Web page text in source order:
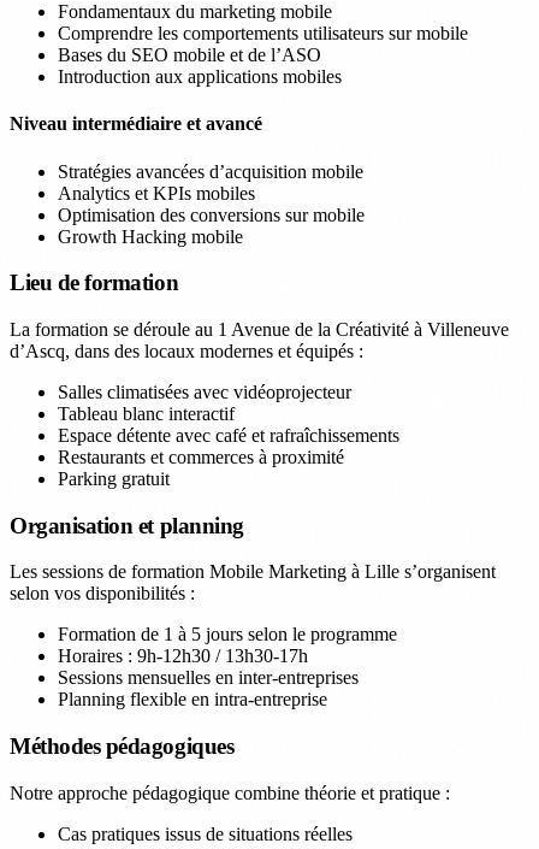
Fondamentaux du marketing mobile
Comprendre les comportements utilisateurs sur mobile
Bases du SEO mobile et de l’ASO
Introduction aux applications mobiles
Niveau intermédiaire et avancé
Stratégies avancées d’acquisition mobile
Analytics et KPIs mobiles
Optimisation des conversions sur mobile
Growth Hacking mobile
Lieu de formation
La formation se déroule au 1 Avenue de la Créativité à Villeneuve
d’Ascq, dans des locaux modernes et équipés :
Salles climatisées avec vidéoprojecteur
Tableau blanc interactif
Espace détente avec café et rafraîchissements
Restaurants et commerces à proximité
Parking gratuit
Organisation et planning
Les sessions de formation Mobile Marketing à Lille s’organisent
selon vos disponibilités :
Formation de 1 à 5 jours selon le programme
Horaires : 9h-12h30 / 13h30-17h
Sessions mensuelles en inter-entreprises
Planning flexible en intra-entreprise
Méthodes pédagogiques
Notre approche pédagogique combine théorie et pratique :
Cas pratiques issus de situations réelles